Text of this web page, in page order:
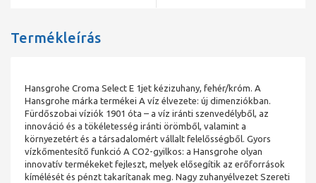
Termékleírás
Hansgrohe Croma Select E 1jet kézizuhany, fehér/króm. A
Hansgrohe márka termékei A víz élvezete: új dimenziókban.
Fürdőszobai víziók 1901 óta – a víz iránti szenvedélyből, az
innováció és a tökéletesség iránti örömből, valamint a
környezetért és a társadalomért vállalt felelősségből. Gyors
vízkőmentesítő funkció A CO2-gyilkos: a Hansgrohe olyan
innovatív termékeket fejleszt, melyek elősegítik az erőforrások
kímélését és pénzt takarítanak meg. Nagy zuhanyélvezet Szereti